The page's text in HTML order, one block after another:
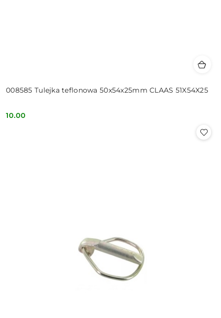
008585 Tulejka teflonowa 50x54x25mm CLAAS 51X54X25
Cena:
10.00